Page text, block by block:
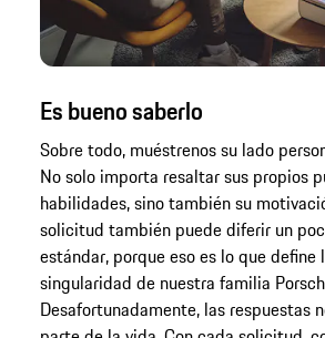
Es bueno saberlo
Sobre todo, muéstrenos su lado
No solo importa resaltar sus propios
habilidades, sino también su
solicitud también puede diferir un
estándar, porque eso es lo que define
singularidad de nuestra familia
Desafortunadamente, las respuestas